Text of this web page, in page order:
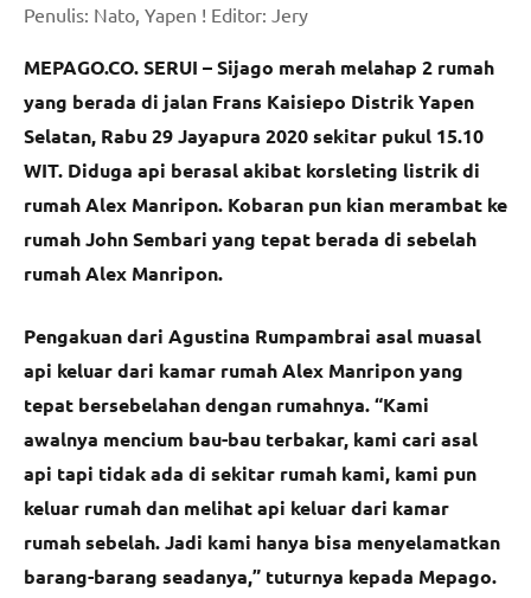
Penulis: Nato, Yapen ! Editor: Jery
MEPAGO.CO. SERUI – Sijago merah melahap 2 rumah
yang berada di jalan Frans Kaisiepo Distrik Yapen
Selatan, Rabu 29 Jayapura 2020 sekitar pukul 15.10
WIT. Diduga api berasal akibat korsleting listrik di
rumah Alex Manripon. Kobaran pun kian merambat ke
rumah John Sembari yang tepat berada di sebelah
rumah Alex Manripon.
Pengakuan dari Agustina Rumpambrai asal muasal
api keluar dari kamar rumah Alex Manripon yang
tepat bersebelahan dengan rumahnya. “Kami
awalnya mencium bau-bau terbakar, kami cari asal
api tapi tidak ada di sekitar rumah kami, kami pun
keluar rumah dan melihat api keluar dari kamar
rumah sebelah. Jadi kami hanya bisa menyelamatkan
barang-barang seadanya,” tuturnya kepada Mepago.